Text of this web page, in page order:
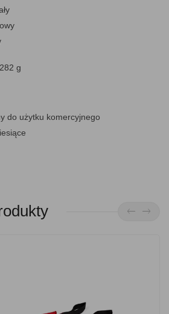
g
do użytku komercyjnego